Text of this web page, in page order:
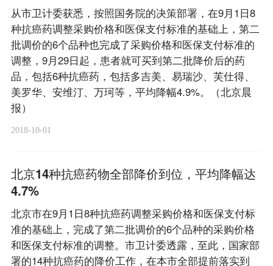
从市卫计委获悉，按照国务院的决策部署，在9月1日8
种抗癌药调整采购价格和医保支付标准的基础上，第二
批调价的6个品种也完成了采购价格和医保支付标准的
调整，9月29日起，患者就可买到第二批降价后的药
品，包括6种抗癌药，包括多吉美、易瑞沙、芙仕得、
美罗华、安维汀、万珂等，平均降幅4.9%。（北京晨
报）
2018-10-01
北京14种抗癌药物全部降价到位，平均降幅达
4.7%
北京市在9月1日8种抗癌药调整采购价格和医保支付标
准的基础上，完成了第二批调价的6个品种的采购价格
和医保支付标准的调整。市卫计委透露，至此，国家部
署的14种抗癌药的降价工作，在本市全部提前落实到